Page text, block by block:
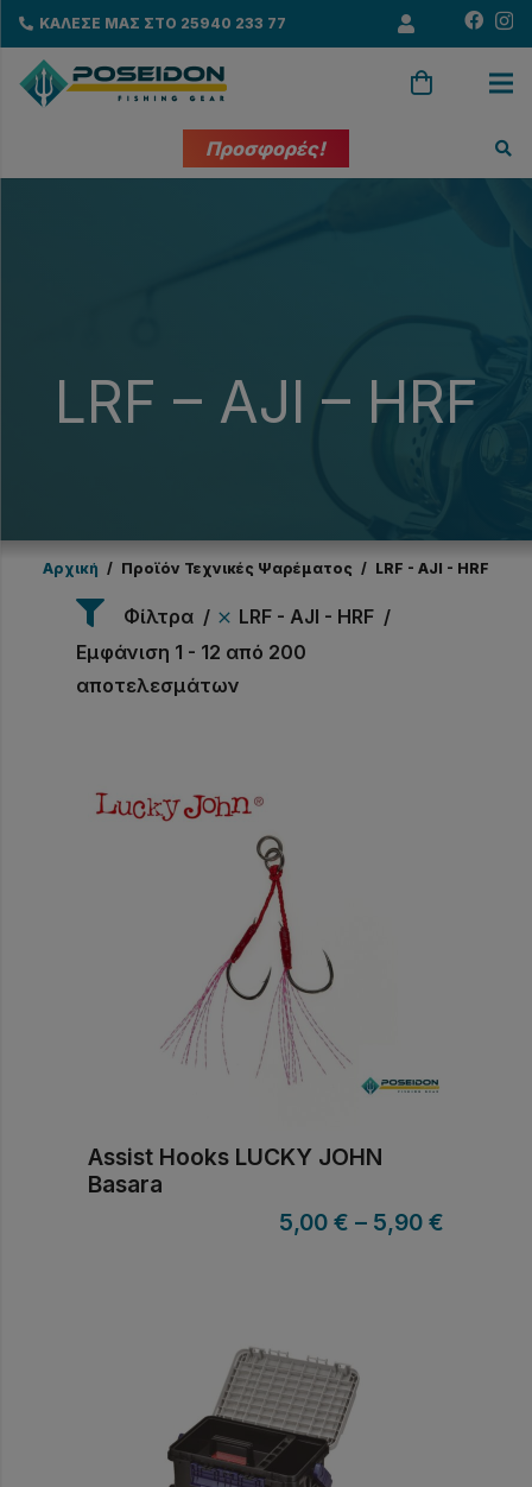
ΚΑΛΕΣΕ ΜΑΣ ΣΤΟ 25940 233 77
Προσφορές!
LRF – AJI – HRF
Αρχική / Προϊόν Τεχνικές Ψαρέματος / LRF - AJI - HRF
Φίλτρα
LRF - AJI - HRF
Εμφάνιση 1 - 12 από 200
αποτελεσμάτων
Assist Hooks LUCKY JOHN
Basara
5,00 € – 5,90 €